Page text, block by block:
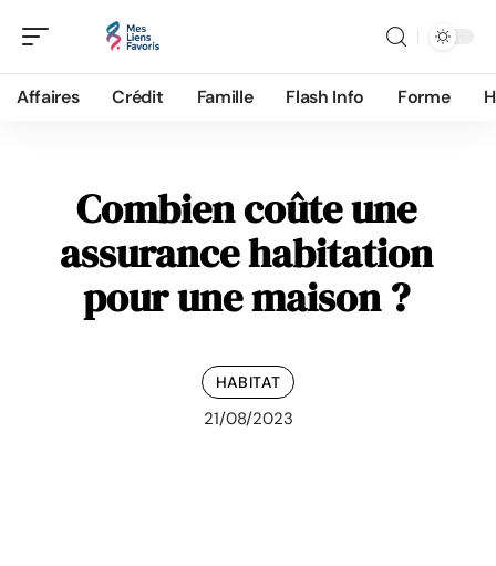
Affaires Crédit Famille Flash Info Forme
Combien coûte une
assurance habitation
pour une maison ?
HABITAT
21/08/2023